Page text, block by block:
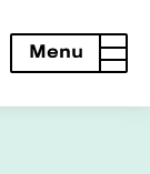
Menu
openen